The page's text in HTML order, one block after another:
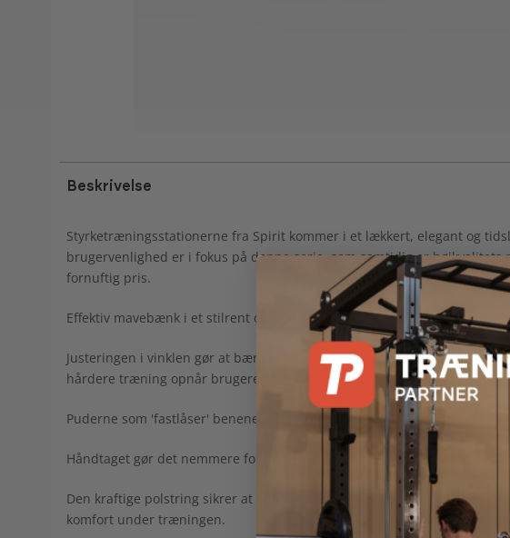
Beskrivelse
Styrketræningsstationerne fra Spirit kommer i et lækkert, elegant og
brugervenlighed er i fokus på denne serie, som samtidig er
fornuftig pris.
Effektiv mavebænk i et stilrent og eksklusivt design.
Justeringen i vinklen gør at bænken kan udfordre alle brugere. Jo mere
hårdere træning opnår brugeren.
Puderne som 'fastlåser' benene kan justeres i højden, så de kan
Håndtaget gør det nemmere for brugere at komme af og på bænken.
Den kraftige polstring sikrer at bænken har en lang levetid. Den kraftige
komfort under træningen.